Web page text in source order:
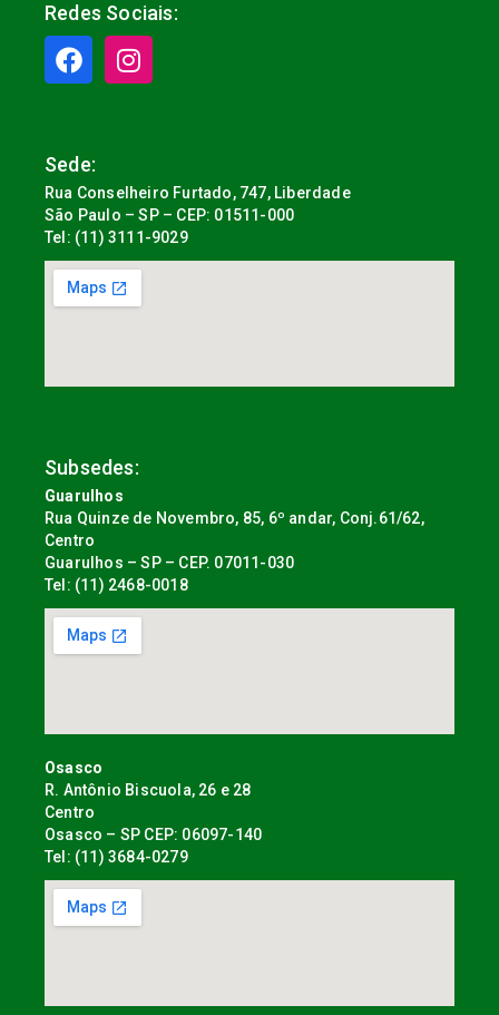
Redes Sociais:
Sede:
Rua Conselheiro Furtado, 747, Liberdade
São Paulo – SP – CEP: 01511-000
Tel: (11) 3111-9029
Subsedes:
Guarulhos
Rua Quinze de Novembro, 85, 6º andar, Conj.61/62,
Centro
Guarulhos – SP – CEP. 07011-030
Tel: (11) 2468-0018
Osasco
R. Antônio Biscuola, 26 e 28
Centro
Osasco – SP CEP: 06097-140
Tel: (11) 3684-0279